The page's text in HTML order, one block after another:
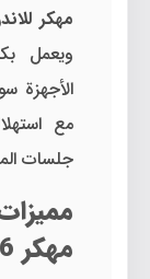
مهكر
ويعمل
الأجهزة
مع
جلسات
مهكر 2026